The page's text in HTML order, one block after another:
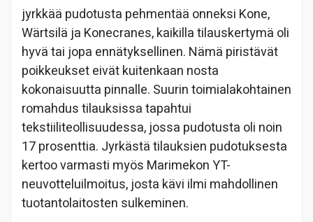
jyrkkää pudotusta pehmentää onneksi Kone,
Wärtsilä ja Konecranes, kaikilla tilauskertymä oli
hyvä tai jopa ennätyksellinen. Nämä piristävät
poikkeukset eivät kuitenkaan nosta
kokonaisuutta pinnalle. Suurin toimialakohtainen
romahdus tilauksissa tapahtui
tekstiiliteollisuudessa, jossa pudotusta oli noin
17 prosenttia. Jyrkästä tilauksien pudotuksesta
kertoo varmasti myös Marimekon YT-
neuvotteluilmoitus, josta kävi ilmi mahdollinen
tuotantolaitosten sulkeminen.